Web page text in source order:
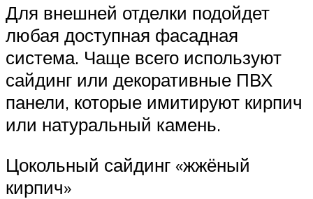
Для внешней отделки подойдет
любая доступная фасадная
система. Чаще всего используют
сайдинг или декоративные ПВХ
панели, которые имитируют кирпич
или натуральный камень.
Цокольный сайдинг «жжёный
кирпич»